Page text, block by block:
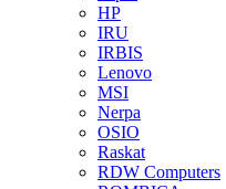
HP
IRU
IRBIS
Lenovo
MSI
Nerpa
OSIO
Raskat
RDW Computers